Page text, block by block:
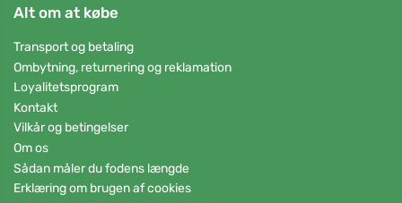
Alt om at købe
Transport og betaling
Ombytning, returnering og reklamation
Loyalitetsprogram
Kontakt
Vilkår og betingelser
Om os
Sådan måler du fodens længde
Erklæring om brugen af cookies